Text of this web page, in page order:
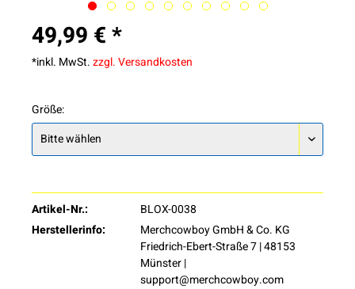
49,99 € *
*inkl. MwSt.zzgl. Versandkosten
Größe:
Artikel-Nr.:
BLOX-0038
Herstellerinfo:
Merchcowboy GmbH & Co. KG
Friedrich-Ebert-Straße 7 | 48153
Münster |
support@merchcowboy.com